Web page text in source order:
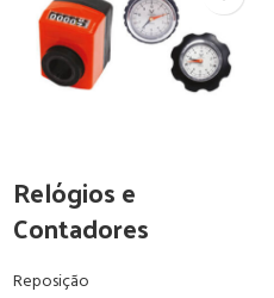
Relógios e
Contadores
Reposição